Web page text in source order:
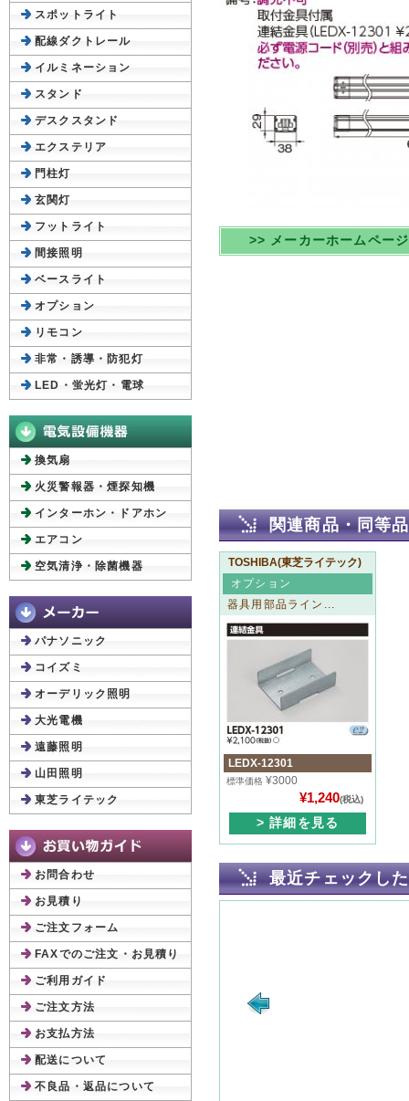
>> メーカーホームペー
関連商品・同等品
TOSHIBA(東芝ライテック)
オプション
器具用部品ライン...
LEDX-12301
標準価格 ¥3000
¥1,240(税込)
> 詳細を見る
最近チェックし
スポットライト
配線ダクトレール
イルミネーション
スタンド
デスクスタンド
エクステリア
門柱灯
玄関灯
フットライト
間接照明
ベースライト
オプション
リモコン
非常・誘導・防犯灯
LED・蛍光灯・電球
換気扇
火災警報器・煙探知機
インターホン・ドアホン
エアコン
空気清浄・除菌機器
パナソニック
コイズミ
オーデリック照明
大光電機
遠藤照明
山田照明
東芝ライテック
お問合わせ
お見積り
ご注文フォーム
FAXでのご注文・お見積り
ご利用ガイド
ご注文方法
お支払方法
配送について
不良品・返品について